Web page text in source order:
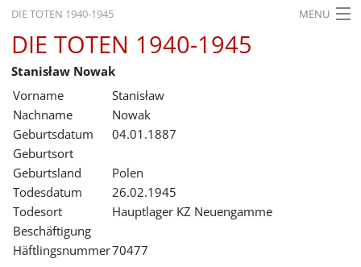
DIE TOTEN 1940-1945 MENU
STARTSEITE
AKTUELLES
AUSSTELLUNGEN
GESCHICHTE
BILDUNG
FORSCHUNG
SERVICE
DIE TOTEN 1940-1945
Stanisław Nowak
Vorname
Stanisław
Nachname
Nowak
Geburtsdatum
04.01.1887
Geburtsort
Geburtsland
Polen
Todesdatum
26.02.1945
Todesort
Hauptlager KZ Neuengamme
Beschäftigung
Häftlingsnummer70477